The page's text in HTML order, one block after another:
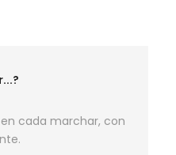
cada marchar, con